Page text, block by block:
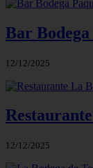
Bar
12/12/2025
12/12/2025